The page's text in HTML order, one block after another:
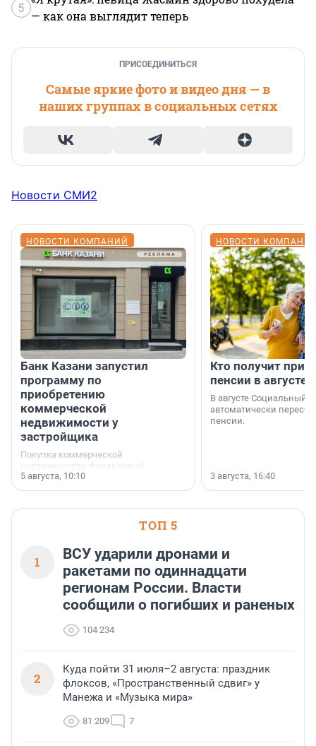
5
— как она выглядит теперь
ПРИСОЕДИНИТЬСЯ
Самые яркие фото и видео дня — в
наших группах в социальных сетях
Новости СМИ2
НОВОСТИ КОМПАНИЙ
Банк Казани запустил
программу по
приобретению
коммерческой
недвижимости у
застройщика
Покупка коммерческой
недвижимости финансовый
инструмент, доступный для многих
предпринимателей. Будь то новый
или готовый арендный бизнес —
успех сделки зависит от правильного
5 августа, 10:10
НОВОСТИ
Кто получит
пенсии в августе
В августе Социальный
автоматически
пенсии.
3 августа, 16:40
ТОП 5
1
ВСУ ударили дронами и
ракетами по одиннадцати
регионам России. Власти
сообщили о погибших и раненых
104 234
2
Куда пойти 31 июля–2 августа: праздник
флоксов, «Пространственный сдвиг» у
Манежа и «Музыка мира»
81 209 7